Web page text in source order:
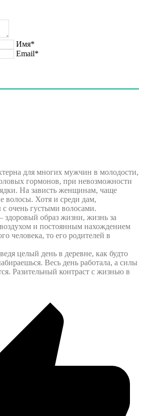
Имя*
Email*
для многих мужчин в молодости,
гормонов, при невозможности
На зависть женщинам, чаще
волосы. Хотя и среди дам,
очень густыми волосами.
образ жизни, жизнь за
и постоянным нахождением
человека, то его родителей в
целый день в деревне, как будто
Весь день работала, а силы
Разительный контраст с жизнью в